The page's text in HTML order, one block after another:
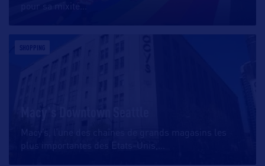
pour sa mixité
SHOPPING
Macy's Downtown Seattle
Macy’s, l’une des chaînes de grands magasins les
plus importantes des Etats-Unis,